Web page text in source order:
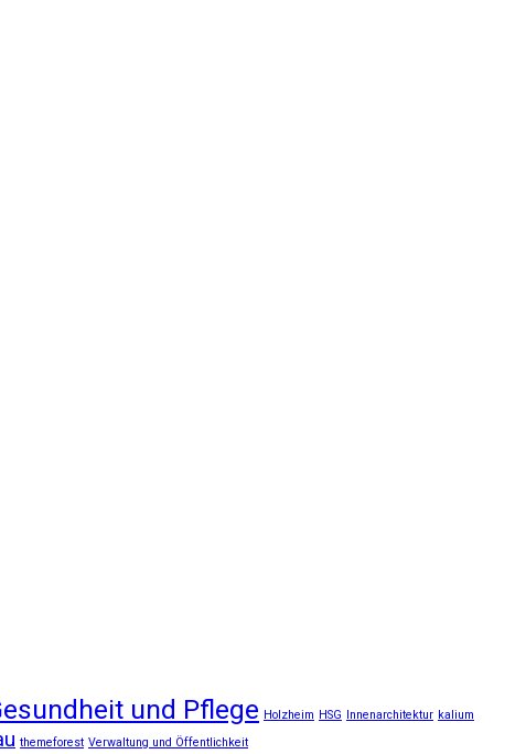
und Pflege Holzheim HSG Innenarchitektur kalium
themeforest Verwaltung und Öffentlichkeit